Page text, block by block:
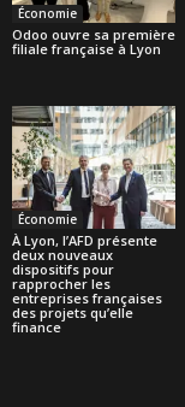
Économie
Odoo ouvre sa première
filiale française à Lyon
Économie
À Lyon, l’AFD présente
deux nouveaux
dispositifs pour
rapprocher les
entreprises françaises
des projets qu’elle
finance